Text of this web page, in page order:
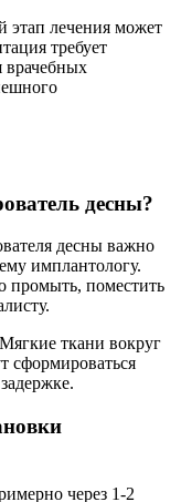
этап лечения может
требует
врачебных
десны?
десны важно
имплантологу.
промыть, поместить
ткани вокруг
сформироваться
через 1-2